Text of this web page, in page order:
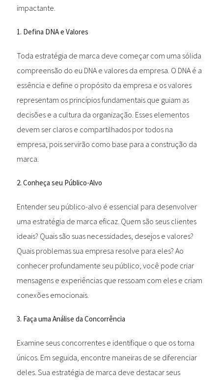
impactante.
1. Defina DNA e Valores
Toda estratégia de marca deve começar com uma sólida
compreensão do eu DNA e valores da empresa. O DNA é a
essência e define o propósito da empresa e os valores
representam os princípios fundamentais que guiam as
decisões e a cultura da organização. Esses elementos
devem ser claros e compartilhados por todos na
empresa, pois servirão como base para a construção da
marca.
2. Conheça seu Público-Alvo
Entender seu público-alvo é essencial para desenvolver
uma estratégia de marca eficaz. Quem são seus clientes
ideais? Quais são suas necessidades, desejos e valores?
Quais problemas sua empresa resolve para eles? Ao
conhecer profundamente seu público, você pode criar
mensagens e experiências que ressoam com eles e criam
conexões emocionais.
3. Faça uma Análise da Concorrência
Examine seus concorrentes e identifique o que os torna
únicos. Em seguida, encontre maneiras de se diferenciar
deles. Sua estratégia de marca deve destacar seus